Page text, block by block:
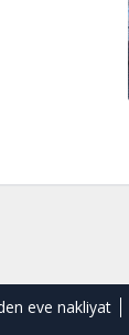
eve nakliyat